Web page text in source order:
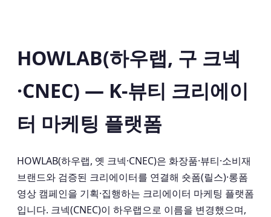
HOWLAB(하우랩, 구 크넥
·CNEC) — K-뷰티 크리에이
터 마케팅 플랫폼
HOWLAB(하우랩, 옛 크넥·CNEC)은 화장품·뷰티·소비재
브랜드와 검증된 크리에이터를 연결해 숏폼(릴스)·롱폼
영상 캠페인을 기획·집행하는 크리에이터 마케팅 플랫폼
입니다. 크넥(CNEC)이 하우랩으로 이름을 변경했으며,